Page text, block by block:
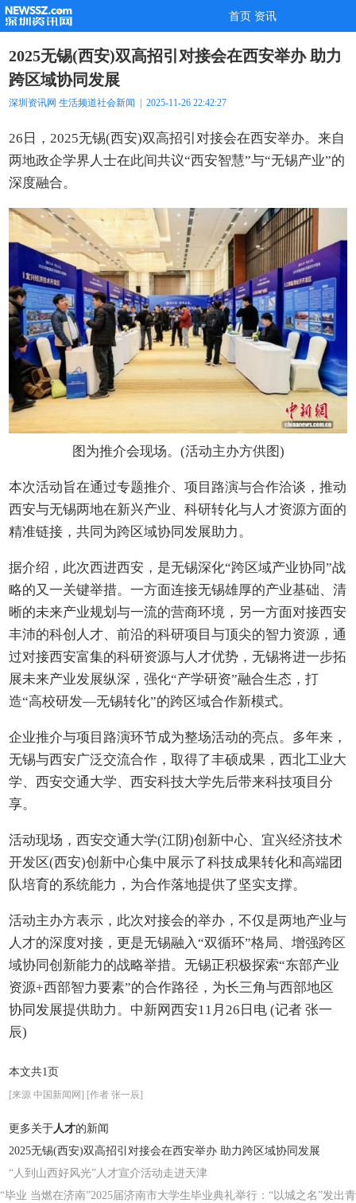
首页 资讯
2025无锡(西安)双高招引对接会在西安举办 助力
跨区域协同发展
深圳资讯网 生活频道社会新闻 | 2025-11-26 22:42:27
26日，2025无锡(西安)双高招引对接会在西安举办。来自
两地政企学界人士在此间共议“西安智慧”与“无锡产业”的
深度融合。
图为推介会现场。(活动主办方供图)
本次活动旨在通过专题推介、项目路演与合作洽谈，推动
西安与无锡两地在新兴产业、科研转化与人才资源方面的
精准链接，共同为跨区域协同发展助力。
据介绍，此次西进西安，是无锡深化“跨区域产业协同”战
略的又一关键举措。一方面连接无锡雄厚的产业基础、清
晰的未来产业规划与一流的营商环境，另一方面对接西安
丰沛的科创人才、前沿的科研项目与顶尖的智力资源，通
过对接西安富集的科研资源与人才优势，无锡将进一步拓
展未来产业发展纵深，强化“产学研资”融合生态，打
造“高校研发—无锡转化”的跨区域合作新模式。
企业推介与项目路演环节成为整场活动的亮点。多年来，
无锡与西安广泛交流合作，取得了丰硕成果，西北工业大
学、西安交通大学、西安科技大学先后带来科技项目分
享。
活动现场，西安交通大学(江阴)创新中心、宜兴经济技术
开发区(西安)创新中心集中展示了科技成果转化和高端团
队培育的系统能力，为合作落地提供了坚实支撑。
活动主办方表示，此次对接会的举办，不仅是两地产业与
人才的深度对接，更是无锡融入“双循环”格局、增强跨区
域协同创新能力的战略举措。无锡正积极探索“东部产业
资源+西部智力要素”的合作路径，为长三角与西部地区
协同发展提供助力。 中新网西安11月26日电 (记者 张一
辰)
本文共1页
[来源 中国新闻网] [作者 张一辰]
更多关于人才的新闻
2025无锡(西安)双高招引对接会在西安举办 助力跨区域协同发展
“人到山西好风光”人才宣介活动走进天津
“毕业 当燃在济南”2025届济南市大学生毕业典礼举行：“以城之名”发出青